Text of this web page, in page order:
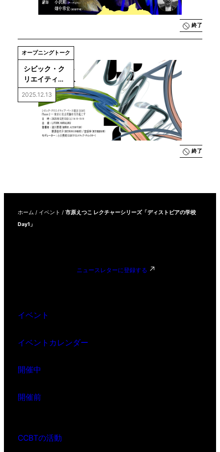
終了
オープニングトーク
シビック・ク
リエイティ
ブ・ベース東
京［CCBT］
Phase 2―東
京に社会実験
を引き起こす
2025.12.13
終了
ホーム / イベント / 市原えつこ レクチャーシリーズ「ディストピアの学校
Day1」
ニュースレターに登録する
イベント
イベントカレンダー
開催中
開催前
CCBTの活動